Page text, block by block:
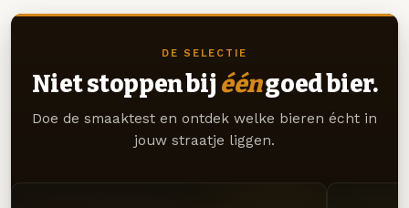
DE SELECTIE
Niet stoppen bij ééngoed bier.
Doe de smaaktest en ontdek welke bieren écht in
jouw straatje liggen.